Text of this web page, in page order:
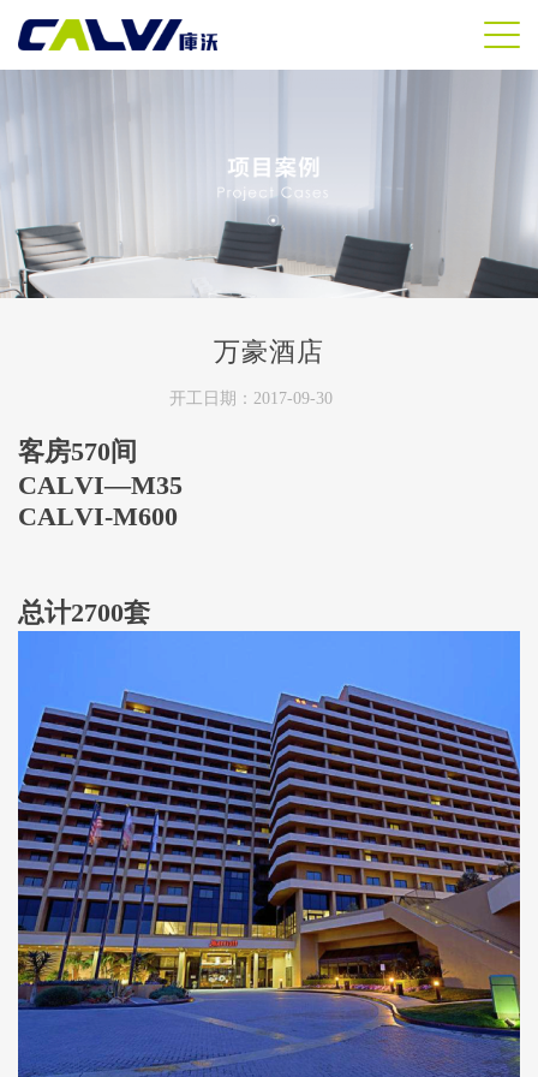
万豪酒店
开工日期：2017-09-30
客房570间
CALVI—M35
CALVI-M600
总计2700套